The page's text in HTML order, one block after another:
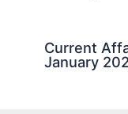
Current
January